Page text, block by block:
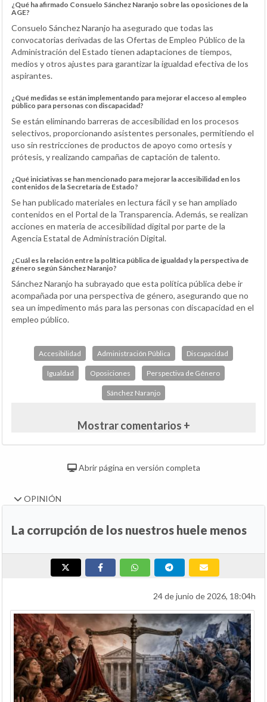
¿Qué ha afirmado Consuelo Sánchez Naranjo sobre las oposiciones de la
AGE?
Consuelo Sánchez Naranjo ha asegurado que todas las
convocatorias derivadas de las Ofertas de Empleo Público de la
Administración del Estado tienen adaptaciones de tiempos,
medios y otros ajustes para garantizar la igualdad efectiva de los
aspirantes.
¿Qué medidas se están implementando para mejorar el acceso al empleo
público para personas con discapacidad?
Se están eliminando barreras de accesibilidad en los procesos
selectivos, proporcionando asistentes personales, permitiendo el
uso sin restricciones de productos de apoyo como ortesis y
prótesis, y realizando campañas de captación de talento.
¿Qué iniciativas se han mencionado para mejorar la accesibilidad en los
contenidos de la Secretaría de Estado?
Se han publicado materiales en lectura fácil y se han ampliado
contenidos en el Portal de la Transparencia. Además, se realizan
acciones en materia de accesibilidad digital por parte de la
Agencia Estatal de Administración Digital.
¿Cuál es la relación entre la política pública de igualdad y la perspectiva de
género según Sánchez Naranjo?
Sánchez Naranjo ha subrayado que esta política pública debe ir
acompañada por una perspectiva de género, asegurando que no
sea un impedimento más para las personas con discapacidad en el
empleo público.
Accesibilidad Administración Pública Discapacidad
Igualdad Oposiciones Perspectiva de Género
Sánchez Naranjo
Mostrar comentarios +
Abrir página en versión completa
OPINIÓN
La corrupción de los nuestros huele menos
24 de junio de 2026, 18:04h